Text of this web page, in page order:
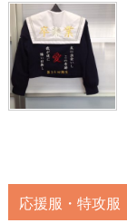
応援服・特攻服